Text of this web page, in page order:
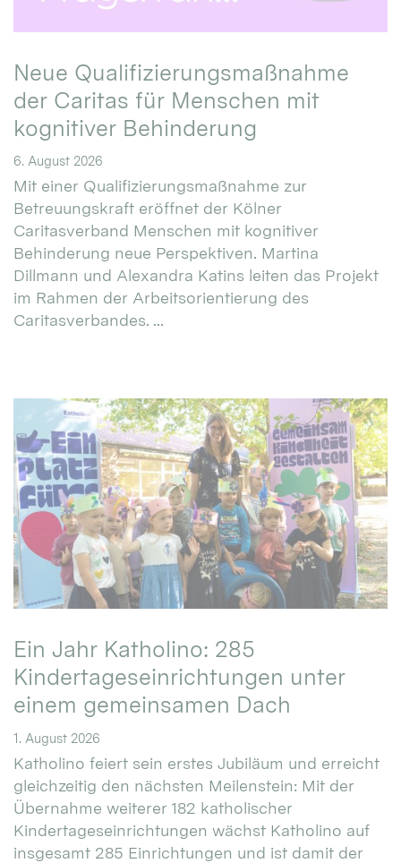
Neue Qualifizierungsmaßnahme
der Caritas für Menschen mit
kognitiver Behinderung
6. August 2026
Mit einer Qualifizierungsmaßnahme zur
Betreuungskraft eröffnet der Kölner
Caritasverband Menschen mit kognitiver
Behinderung neue Perspektiven. Martina
Dillmann und Alexandra Katins leiten das Projekt
im Rahmen der Arbeitsorientierung des
Caritasverbandes. ...
Ein Jahr Katholino: 285
Kindertageseinrichtungen unter
einem gemeinsamen Dach
1. August 2026
Katholino feiert sein erstes Jubiläum und erreicht
gleichzeitig den nächsten Meilenstein: Mit der
Übernahme weiterer 182 katholischer
Kindertageseinrichtungen wächst Katholino auf
insgesamt 285 Einrichtungen und ist damit der